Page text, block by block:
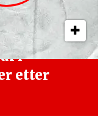
i
etter